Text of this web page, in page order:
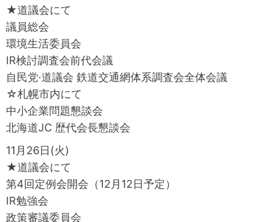
★道議会にて
議員総会
環境生活委員会
IR検討調査会前代会議
自民党·道議会 鉄道交通網体系調査会全体会議
☆札幌市内にて
中小企業問題懇談会
北海道JC 歴代会長懇談会
11月26日(火)
★道議会にて
第4回定例会開会（12月12日予定）
IR勉強会
政策審議委員会